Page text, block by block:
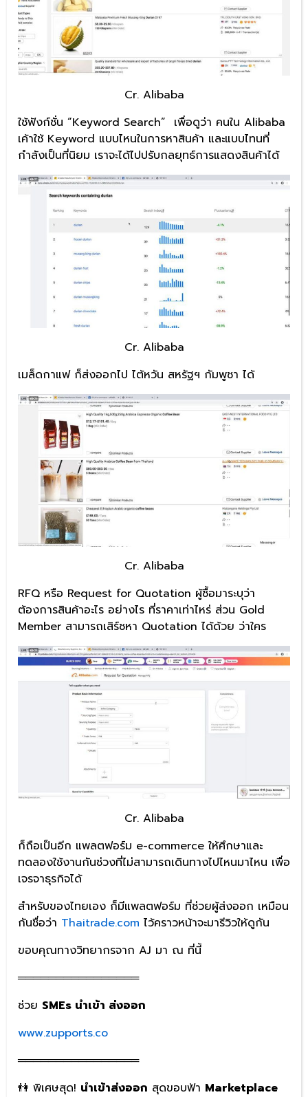
Cr. Alibaba
ใช้ฟังก์ชั่น “Keyword Search” เพื่อดูว่า คนใน Alibaba
เค้าใช้ Keyword แบบไหนในการหาสินค้า และแบบไทนที่
กำลังเป็นที่นิยม เราจะได้ไปปรับกลยุทธ์การแสดงสินค้าได้
Cr. Alibaba
เมล็ดกาแฟ ก็ส่งออกไป ไต้หวัน สหรัฐฯ กัมพูชา ได้
Cr. Alibaba
RFQ หรือ Request for Quotation ผู้ซื้อมาระบุว่า
ต้องการสินค้าอะไร อย่างไร ที่ราคาเท่าไหร่ ส่วน Gold
Member สามารถเสิร์ชหา Quotation ได้ด้วย ว่าใคร
Cr. Alibaba
ก็ถือเป็นอีก แพลตฟอร์ม e-commerce ให้ศึกษาและ
ทดลองใช้งานกันช่วงที่ไม่สามารถเดินทางไปไหนมาไหน เพื่อ
เจรจาธุรกิจได้
สำหรับของไทยเอง ก็มีแพลตฟอร์ม ที่ช่วยผู้ส่งออก เหมือน
กันชื่อว่า Thaitrade.com ไว้คราวหน้าจะมารีวิวให้ดูกัน
ขอบคุณทางวิทยากรจาก AJ มา ณ ที่นี้
════════════════
ช่วย SMEs นำเข้า ส่งออก
www.zupports.co
════════════════
👫 พิเศษสุด! นำเข้าส่งออก สุดขอบฟ้า Marketplace